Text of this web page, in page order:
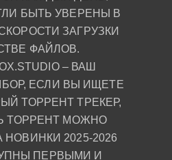
БЫТЬ УВЕРЕНЫ В
ЗАГРУЗКИ
ФАЙЛОВ.
– ВАШ
ЕСЛИ ВЫ ИЩЕТЕ
ТОРРЕНТ ТРЕКЕР,
ТОРРЕНТ МОЖНО
2025-2026
ПЕРВЫМИ И